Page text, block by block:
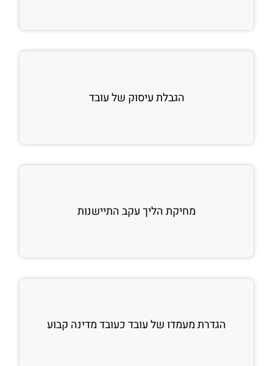
הגבלת עיסוק של עובד
מחיקת הליך עקב התיישנות
הגדרת מעמדו של עובד כעובד מדינה קבוע